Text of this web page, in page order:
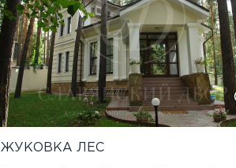
ЖУКОВКА ЛЕС